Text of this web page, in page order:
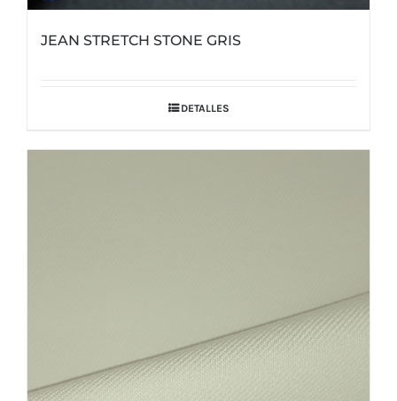
JEAN STRETCH STONE GRIS
DETALLES